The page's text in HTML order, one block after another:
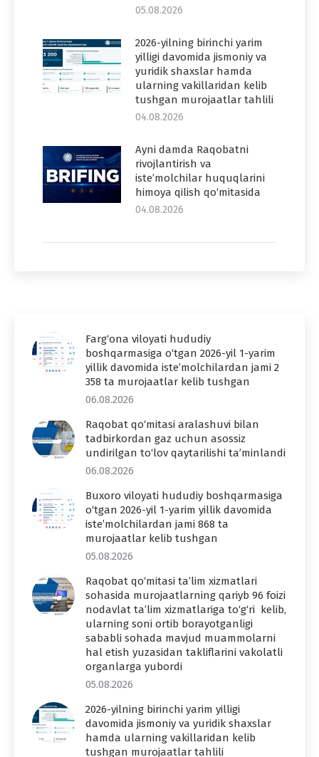
05.08.2026
2026-yilning birinchi yarim
yilligi davomida jismoniy va
yuridik shaxslar hamda
ularning vakillaridan kelib
tushgan murojaatlar tahlili
04.08.2026
Ayni damda Raqobatni
rivojlantirish va
iste’molchilar huquqlarini
himoya qilish qo‘mitasida
04.08.2026
Farg‘ona viloyati hududiy
boshqarmasiga o‘tgan 2026-yil 1-yarim
yillik davomida iste’molchilardan jami 2
358 ta murojaatlar kelib tushgan
06.08.2026
Raqobat qo‘mitasi aralashuvi bilan
tadbirkordan gaz uchun asossiz
undirilgan to‘lov qaytarilishi ta’minlandi
06.08.2026
Buxoro viloyati hududiy boshqarmasiga
o‘tgan 2026-yil 1-yarim yillik davomida
iste’molchilardan jami 868 ta
murojaatlar kelib tushgan
05.08.2026
Raqobat qo‘mitasi ta’lim xizmatlari
sohasida murojaatlarning qariyb 96 foizi
nodavlat ta’lim xizmatlariga to‘g‘ri kelib,
ularning soni ortib borayotganligi
sababli sohada mavjud muammolarni
hal etish yuzasidan takliflarini vakolatli
organlarga yubordi
05.08.2026
2026-yilning birinchi yarim yilligi
davomida jismoniy va yuridik shaxslar
hamda ularning vakillaridan kelib
tushgan murojaatlar tahlili